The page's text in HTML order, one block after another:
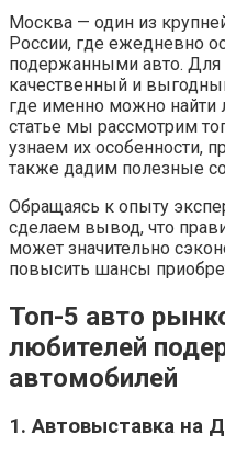
Москва — один из
России, где ежедневно
подержанными авто. Для
качественный и
где именно можно найти
статье мы рассмотрим
узнаем их особенности,
также дадим полезные
Обращаясь к опыту
сделаем вывод, что
может значительно
повысить шансы
Топ-5 авто
любителей
автомобилей
1. Автовыставка на